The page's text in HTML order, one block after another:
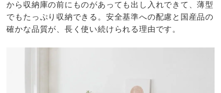
から収納庫の前にものがあっても出し入れできて、薄型
でもたっぷり収納できる。安全基準への配慮と国産品の
確かな品質が、長く使い続けられる理由です。